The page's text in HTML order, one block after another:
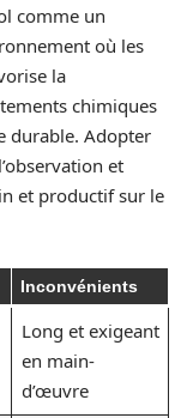
comme un
où les
la
chimiques
durable. Adopter
et
et productif sur le
Inconvénients
Long et exigeant
en main-
d’œuvre